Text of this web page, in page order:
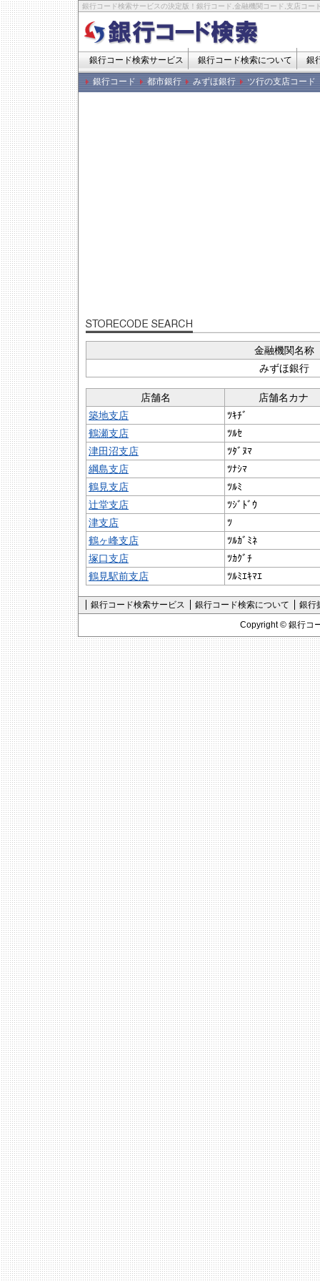
銀行コード検索サービスの決定版！銀行コード,金融機関コード,支店コー
銀行コード検索サービス 銀行コード検索について 銀
銀行コード 都市銀行 みずほ銀行 ツ行の支店コード
金融機関名称
みずほ銀行
店舗名
店舗名カナ
築地支店
ﾂｷﾁﾞ
鶴瀬支店
ﾂﾙｾ
津田沼支店
ﾂﾀﾞﾇﾏ
綱島支店
ﾂﾅｼﾏ
鶴見支店
ﾂﾙﾐ
辻堂支店
ﾂｼﾞﾄﾞｳ
津支店
ﾂ
鶴ヶ峰支店
ﾂﾙｶﾞﾐﾈ
塚口支店
ﾂｶｸﾞﾁ
鶴見駅前支店
ﾂﾙﾐｴｷﾏｴ
銀行コード検索サービス 銀行コード検索について
銀行
Copyright © 銀行コ